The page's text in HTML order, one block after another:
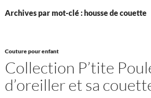
Archives par mot-clé : housse de couette
Couture pour enfant
Collection P’tite
d’oreiller et sa